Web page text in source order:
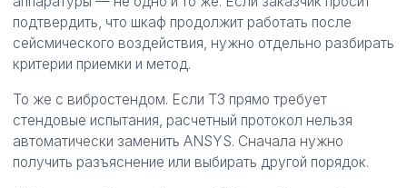
подтвердить, что шкаф продолжит работать после
сейсмического воздействия, нужно отдельно разбирать
критерии приемки и метод.
То же с вибростендом. Если ТЗ прямо требует
стендовые испытания, расчетный протокол нельзя
автоматически заменить ANSYS. Сначала нужно
получить разъяснение или выбирать другой порядок.